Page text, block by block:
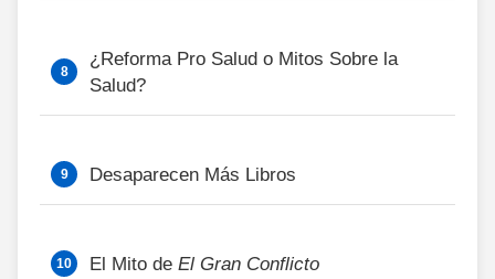
¿Reforma Pro Salud o Mitos Sobre la
Salud?
Desaparecen Más Libros
El Mito de El Gran Conflicto